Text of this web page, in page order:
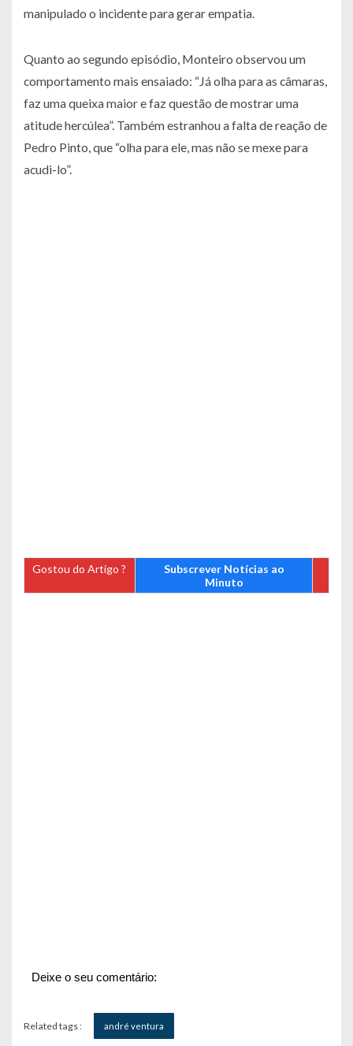
manipulado o incidente para gerar empatia.
Quanto ao segundo episódio, Monteiro observou um
comportamento mais ensaiado: “Já olha para as câmaras,
faz uma queixa maior e faz questão de mostrar uma
atitude hercúlea”. Também estranhou a falta de reação de
Pedro Pinto, que “olha para ele, mas não se mexe para
acudi-lo”.
Gostou do Artigo ?
Subscrever Notícias ao
Minuto
Deixe o seu comentário:
Related tags : andré ventura